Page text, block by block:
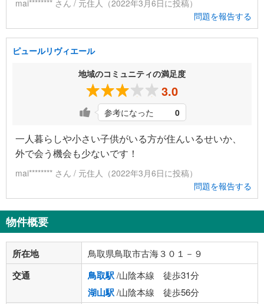
mai******** さん / 元住人（2022年3月6日に投稿）
問題を報告する
ピュールリヴィエール
地域のコミュニティの満足度
3.0
参考になった 0
一人暮らしや小さい子供がいる方が住んいるせいか、
外で会う機会も少ないです！
mai******** さん / 元住人（2022年3月6日に投稿）
問題を報告する
物件概要
所在地 鳥取県鳥取市古海３０１－９
交通 鳥取駅/山陰本線 徒歩31分
湖山駅/山陰本線 徒歩56分